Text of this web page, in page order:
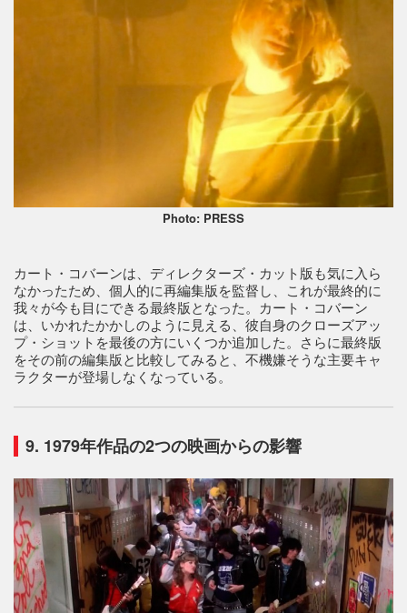
Photo: PRESS
カート・コバーンは、ディレクターズ・カット版も気に入ら
なかったため、個人的に再編集版を監督し、これが最終的に
我々が今も目にできる最終版となった。カート・コバーン
は、いかれたかかしのように見える、彼自身のクローズアッ
プ・ショットを最後の方にいくつか追加した。さらに最終版
をその前の編集版と比較してみると、不機嫌そうな主要キャ
ラクターが登場しなくなっている。
9. 1979年作品の2つの映画からの影響